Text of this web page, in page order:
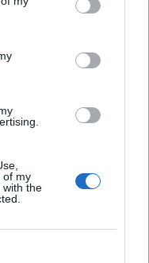
of my
with the